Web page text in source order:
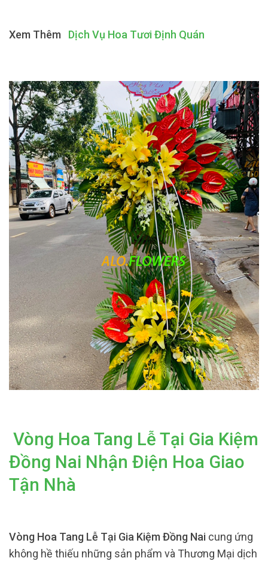
Xem Thêm Dịch Vụ Hoa Tươi Định Quán
Vòng Hoa Tang Lễ Tại Gia Kiệm
Đồng Nai Nhận Điện Hoa Giao
Tận Nhà
Vòng Hoa Tang Lễ Tại Gia Kiệm Đồng Nai cung ứng
không hề thiếu những sản phẩm và Thương Mại dịch